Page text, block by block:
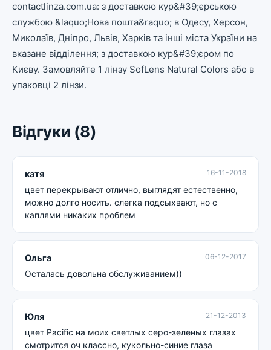
contactlinza.com.ua: з доставкою кур&#39;єрською
службою &laquo;Нова пошта&raquo; в Одесу, Херсон,
Миколаїв, Дніпро, Львів, Харків та інші міста України на
вказане відділення; з доставкою кур&#39;єром по
Києву. Замовляйте 1 лінзу SofLens Natural Colors або в
упаковці 2 лінзи.
Відгуки (8)
катя 16-11-2018
цвет перекрывают отлично, выглядят естественно,
можно долго носить. слегка подсыхвают, но с
каплями никаких проблем
Ольга 06-12-2017
Осталась довольна обслуживанием))
Юля 21-12-2013
цвет Pacific на моих светлых серо-зеленых глазах
смотрится оч классно, кукольно-синие глаза